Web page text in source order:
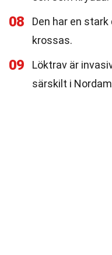
08
Den har en
krossas.
09
Löktrav är
särskilt i